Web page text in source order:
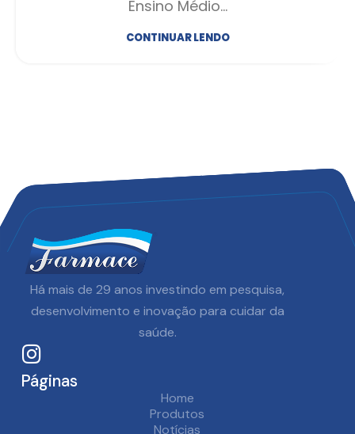
Ensino Médio…
CONTINUAR LENDO
Há mais de29 anos investindo em pesquisa,
desenvolvimento e inovação para cuidar da
saúde.
Páginas
Home
Produtos
Notícias